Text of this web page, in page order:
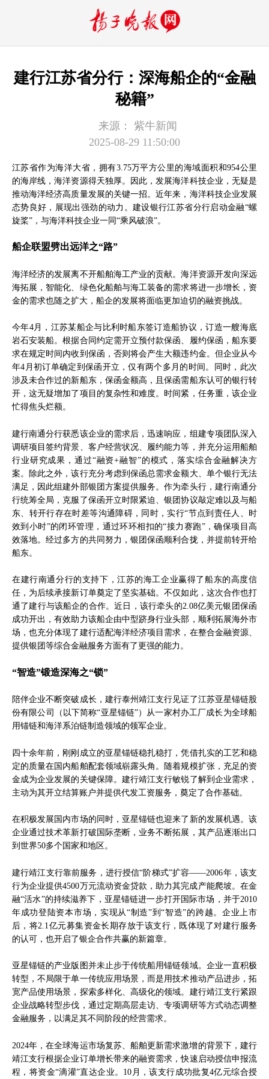
建行江苏省分行：深海船企的“金融
秘籍”
来源：
紫牛新闻
2025-08-29 11:50:00
江苏省作为海洋大省，拥有3.75万平方公里的海域面积和954公里
的海岸线，海洋资源得天独厚。因此，发展海洋科技企业，无疑是
推动海洋经济高质量发展的关键一招。近年来，海洋科技企业发展
态势良好，展现出强劲的动力。建设银行江苏省分行启动金融“螺
旋桨”，与海洋科技企业一同“乘风破浪”。
船企联盟劈出远洋之“路”
海洋经济的发展离不开船舶海工产业的贡献。海洋资源开发向深远
海拓展，智能化、绿色化船舶与海工装备的需求将进一步增长，资
金的需求也随之扩大，船企的发展将面临更加迫切的融资挑战。
今年4月，江苏某船企与比利时船东签订造船协议，订造一艘海底
岩石安装船。根据合同约定需开立预付款保函、履约保函，船东要
求在规定时间内收到保函，否则将会产生大额违约金。但企业从今
年4月初订单确定到保函开立，仅有两个多月的时间。同时，此次
涉及未合作过的新船东，保函金额高，且保函需船东认可的银行转
开，这无疑增加了项目的复杂性和难度。时间紧，任务重，该企业
忙得焦头烂额。
建行南通分行获悉该企业的需求后，迅速响应，组建专项团队深入
调研项目签约背景、客户经营状况、履约能力等，并充分运用船舶
行业研究成果，通过“融资+融智”的模式，落实综合金融解决方
案。除此之外，该行充分考虑到保函总需求金额大、单个银行无法
满足，因此组建外部银团方案提供服务。作为牵头行，建行南通分
行统筹全局，克服了保函开立时限紧迫、银团协议敲定难以及与船
东、转开行存在时差等沟通障碍，同时，实行“节点到责任人、时
效到小时”的闭环管理，通过环环相扣的“接力赛跑”，确保项目高
效落地。经过多方的共同努力，银团保函顺利合拢，并提前转开给
船东。
在建行南通分行的支持下，江苏的海工企业赢得了船东的高度信
任，为后续承接新订单奠定了坚实基础。不仅如此，这次合作也打
通了建行与该船企的合作。近日，该行牵头的2.08亿美元银团保函
成功开出，有效助力该船企由中型跻身行业头部，顺利拓展海外市
场，也充分体现了建行适配海洋经济项目需求，在整合金融资源、
提供银团等综合金融服务方面有了更强的能力。
“智造”锻造深海之“锁”
陪伴企业不断突破成长，建行泰州靖江支行见证了江苏亚星锚链股
份有限公司（以下简称“亚星锚链”）从一家村办工厂成长为全球船
用锚链和海洋系泊链制造领域的领军企业。
四十余年前，刚刚成立的亚星锚链稳扎稳打，凭借扎实的工艺和稳
定的质量在国内船舶配套领域崭露头角。随着规模扩张，充足的资
金成为企业发展的关键保障。建行靖江支行敏锐了解到企业需求，
主动为其开立结算账户并提供代发工资服务，奠定了合作基础。
在积极发展国内市场的同时，亚星锚链也迎来了新的发展机遇。该
企业通过技术革新打破国际垄断，业务不断拓展，其产品逐渐出口
到世界50多个国家和地区。
建行靖江支行靠前服务，进行授信“阶梯式”扩容——2006年，该支
行为企业提供4500万元流动资金贷款，助力其完成产能爬坡。在金
融“活水”的持续滋养下，亚星锚链进一步打开国际市场，并于2010
年成功登陆资本市场，实现从“制造”到“智造”的跨越。企业上市
后，将2.1亿元募集资金长期存放于该支行，既体现了对建行服务
的认可，也开启了银企合作共赢的新篇章。
亚星锚链的产业版图并未止步于传统船用锚链领域。企业一直积极
转型，不局限于单一传统应用场景，而是用技术推动产品进步，拓
宽产品使用场景，探索多样化、高级化的领域。建行靖江支行紧跟
企业战略转型步伐，通过定期高层走访、专项调研等方式动态调整
金融服务，以满足其不同阶段的经营需求。
2024年，在全球海运市场复苏、船舶更新需求激增的背景下，建行
靖江支行根据企业订单增长带来的融资需求，快速启动授信申报流
程，将资金“滴灌”直达企业。10月，该支行成功批复4亿元综合授